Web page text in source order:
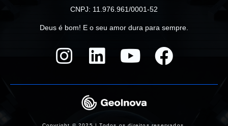
CNPJ: 11.976.961/0001-52
Deus é bom! E o seu amor dura para sempre.